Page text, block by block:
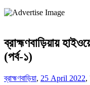
ব্রাহ্মণবাড়িয়ায়
(পর্ব-১)
ব্রাহ্মণবাড়িয়া, 25 April 2022,